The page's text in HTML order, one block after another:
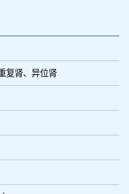
复肾、异位肾